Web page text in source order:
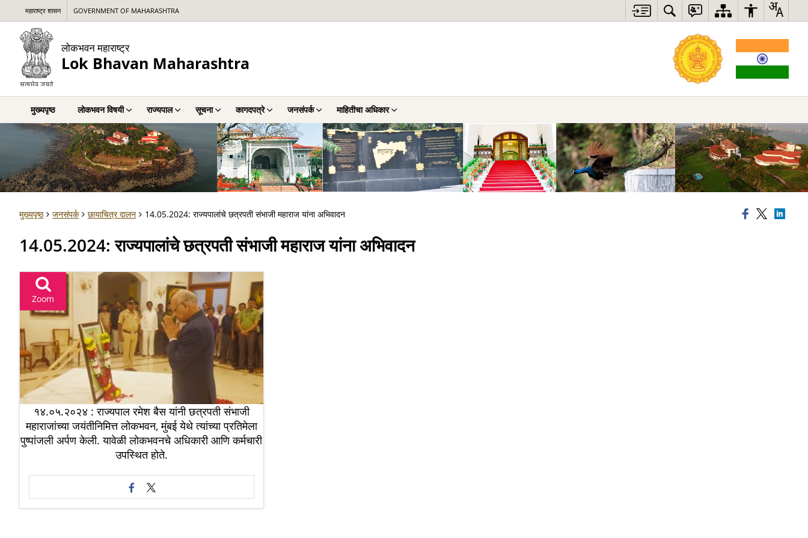
महाराष्ट्र शासन GOVERNMENT OF MAHARASHTRA
लोकभवन महाराष्ट्र
Lok Bhavan Maharashtra
मुख्यपृष्ठ लोकभवन विषयी राज्यपाल सूचना कागदपत्रे जनसंपर्क माहितीचा अधिकार
मुख्यपृष्ठ जनसंपर्क छायाचित्र दालन 14.05.2024: राज्यपालांचे छत्रपती संभाजी महाराज यांना अभिवादन
14.05.2024: राज्यपालांचे छत्रपती संभाजी महाराज यांना अभिवादन
Zoom
१४.०५.२०२४ : राज्यपाल रमेश बैस यांनी छत्रपती संभाजी
महाराजांच्या जयंतीनिमित्त लोकभवन, मुंबई येथे त्यांच्या प्रतिमेला
पुष्पांजली अर्पण केली. यावेळी लोकभवनचे अधिकारी आणि कर्मचारी
उपस्थित होते.